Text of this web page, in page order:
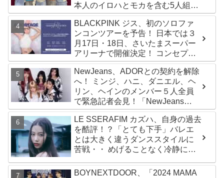
本人のイロハとモカを含む5人組ガ
ールズグループ！ デビュー曲
「Magnetic」がいきなりの大ヒッ
ト
BLACKPINK ジス、初のソロファ
ンコンツアーを予告！ 日本では３
月17日・18日、さいたまスーパー
アリーナで開催決定！ コンセプト
は“愛のカケラ”！？ 14日には新ア
ルバム『AMORTAGE』もリリース
NewJeans、ADORとの契約を解除
へ！ ミンジ、ハニ、ダニエル、ヘ
リン、ヘインのメンバー５人全員
で緊急記者会見！「NewJeans
never dies!」と微笑みの宣言！
ADOR側、2029年まで契約有効と
主張
LE SSERAFIM カズハ、自身の過去
を酷評！？「とても下手」バレエ
とは大きく違うダンススタイルに
苦戦・・ めげることなく冷静に努
BOYNEXTDOOR、「2024 MAMA